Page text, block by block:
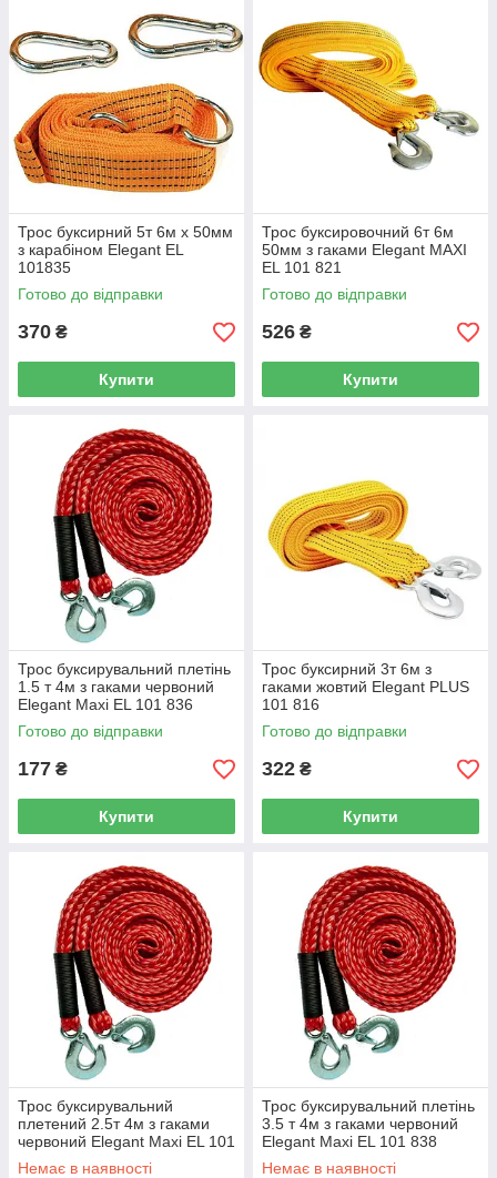
Трос буксирний 5т 6м х 50мм
з карабіном Elegant EL
101835
Готово до відправки
370 ₴
Купити
Трос буксировочний 6т 6м
50мм з гаками Elegant MAXI
EL 101 821
Готово до відправки
526 ₴
Купити
Трос буксирувальний плетінь
1.5 т 4м з гаками червоний
Elegant Maxi EL 101 836
Готово до відправки
177 ₴
Купити
Трос буксирний 3т 6м з
гаками жовтий Elegant PLUS
101 816
Готово до відправки
322 ₴
Купити
Трос буксирувальний
плетений 2.5т 4м з гаками
червоний Elegant Maxi EL 101
837
Немає в наявності
Трос буксирувальний плетінь
3.5 т 4м з гаками червоний
Elegant Maxi EL 101 838
Немає в наявності